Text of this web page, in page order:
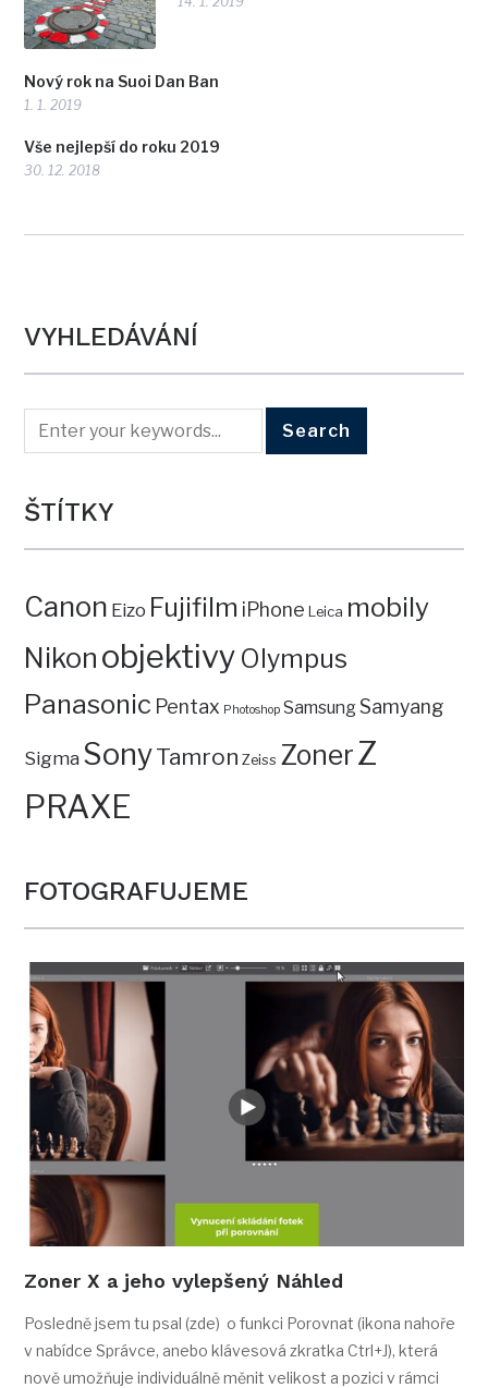
Nový rok na Suoi Dan Ban
1. 1. 2019
Vše nejlepší do roku 2019
30. 12. 2018
VYHLEDÁVÁNÍ
ŠTÍTKY
Canon Eizo Fujifilm iPhone Leica mobily
Nikon objektivy Olympus
Panasonic Pentax Photoshop SamsungSamyang
Sigma SonyTamron Zeiss ZonerZ
PRAXE
FOTOGRAFUJEME
Zoner X a jeho vylepšený Náhled
Posledně jsem tu psal (zde) o funkci Porovnat (ikona nahoře
v nabídce Správce, anebo klávesová zkratka Ctrl+J), která
nově umožňuje individuálně měnit velikost a pozici v rámci